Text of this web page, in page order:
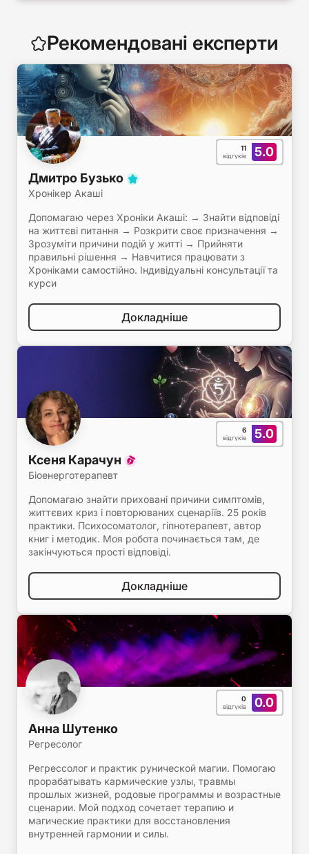
Рекомендовані експерти
5.0
11
відгуків
Дмитро Бузько
Хронікер Акаші
Допомагаю через Хроніки Акаші: → Знайти відповіді
на життєві питання → Розкрити своє призначення →
Зрозуміти причини подій у житті → Прийняти
правильні рішення → Навчитися працювати з
Хроніками самостійно. Індивідуальні консультації та
курси
Докладніше
5.0
6
відгуків
Ксеня Карачун
Біоенерготерапевт
Допомагаю знайти приховані причини симптомів,
життєвих криз і повторюваних сценаріїв. 25 років
практики. Психосоматолог, гіпнотерапевт, автор
книг і методик. Моя робота починається там, де
закінчуються прості відповіді.
Докладніше
0.0
0
відгуків
Анна Шутенко
Регресолог
Регрессолог и практик рунической магии. Помогаю
прорабатывать кармические узлы, травмы
прошлых жизней, родовые программы и возрастные
сценарии. Мой подход сочетает терапию и
магические практики для восстановления
внутренней гармонии и силы.